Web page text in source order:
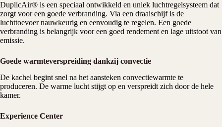
DuplicAir® is een speciaal ontwikkeld en uniek luchtregelsysteem dat
zorgt voor een goede verbranding. Via een draaischijf is de
luchttoevoer nauwkeurig en eenvoudig te regelen. Een goede
verbranding is belangrijk voor een goed rendement en lage uitstoot van
emissie.
Goede warmteverspreiding dankzij convectie
De kachel begint snel na het aansteken convectiewarmte te
produceren. De warme lucht stijgt op en verspreidt zich door de hele
kamer.
Experience Center